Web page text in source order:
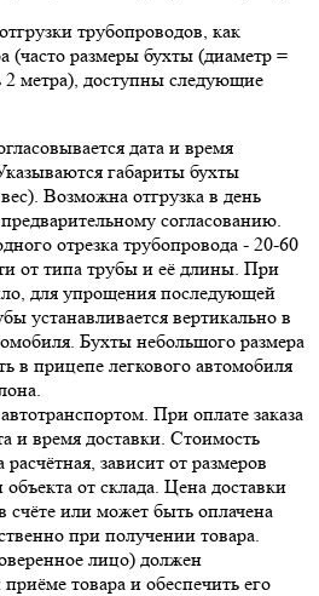
трубопроводов, как
(часто размеры бухты (диаметр =
метра), доступны следующие
дата и время
габариты бухты
Возможна отгрузка в день
согласованию.
отрезка трубопровода - 20-60
от типа трубы и её длины. При
для упрощения последующей
устанавливается вертикально в
Бухты небольшого размера
в прицепе легкового автомобиля
При оплате заказа
и время доставки. Стоимость
зависит от размеров
объекта от склада. Цена доставки
счёте или может быть оплачена
при получении товара.
лицо) должен
товара и обеспечить его